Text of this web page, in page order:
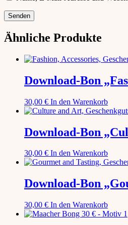
Ähnliche Produkte
Download-Bon
30,00 € In den Warenkorb
Download-Bon
30,00 € In den Warenkorb
Download-Bon
30,00 € In den Warenkorb